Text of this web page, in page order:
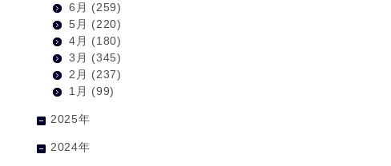
6月 (259)
5月 (220)
4月 (180)
3月 (345)
2月 (237)
1月 (99)
2025年
2024年